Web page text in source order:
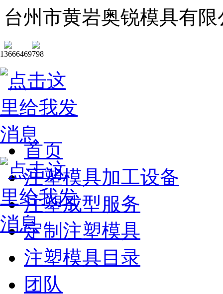
台州市黄岩奥锐模具有限
首页
注塑模具加工设备
注塑成型服务
定制注塑模具
注塑模具目录
团队
13666469798